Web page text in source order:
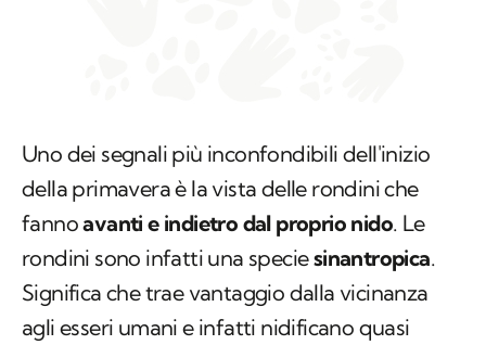
Uno dei segnali più inconfondibili dell'inizio
della primavera è la vista delle rondini che
fannoavanti e indietro dal proprio nido. Le
rondini sono infatti una speciesinantropica.
Significa che trae vantaggio dalla vicinanza
agli esseri umani e infatti nidificano quasi